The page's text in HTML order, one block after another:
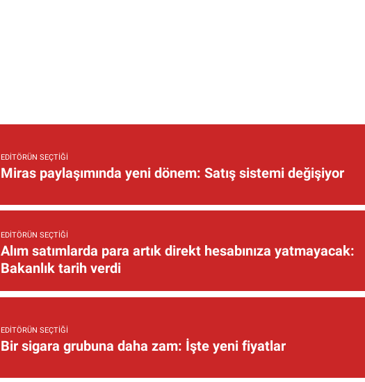
EDITÖRÜN SEÇTIĞI
Miras paylaşımında yeni dönem: Satış sistemi değişiyor
EDITÖRÜN SEÇTIĞI
Alım satımlarda para artık direkt hesabınıza yatmayacak:
Bakanlık tarih verdi
EDITÖRÜN SEÇTIĞI
Bir sigara grubuna daha zam: İşte yeni fiyatlar